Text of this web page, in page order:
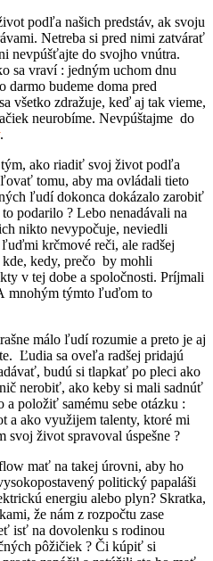
podľa našich predstáv, ak svoju
Netreba si pred nimi zatvárať
nevpúšťajte do svojho vnútra.
sa vraví : jedným uchom dnu
darmo budeme doma pred
všetko zdražuje, keď aj tak vieme,
neurobíme. Nevpúštajme do
.
ako riadiť svoj život podľa
tomu, aby ma ovládali tieto
ľudí dokonca dokázalo zarobiť
podarilo ? Lebo nenadávali na
nikto nevypočuje, neviedli
krčmové reči, ale radšej
kde, kedy, prečo by mohli
v tej dobe a spoločnosti. Príjmali
mnohým týmto ľuďom to
málo ľudí rozumie a preto je aj
Ľudia sa oveľa radšej pridajú
budú si tlapkať po pleci ako
nerobiť, ako keby si mali sadnúť
a položiť samému sebe otázku :
a ako využijem talenty, ktoré mi
svoj život spravoval úspešne ?
mať na takej úrovni, aby ho
politický papaláši
energiu alebo plyn? Skratka,
že nám z rozpočtu zase
isť na dovolenku s rodinou
pôžičiek ? Či kúpiť si